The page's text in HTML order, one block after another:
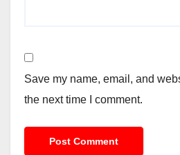
Save my name, email, and
the next time I comment.